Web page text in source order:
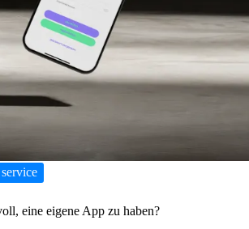
service
eine eigene App zu haben?